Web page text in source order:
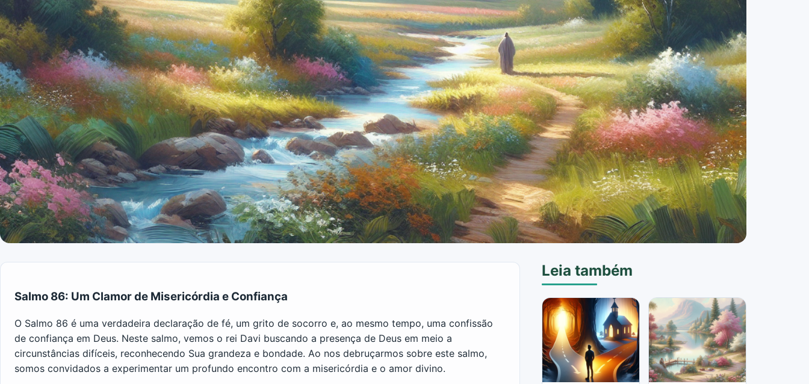
Salmo 86: Um Clamor de Misericórdia e Confiança
O Salmo 86 é uma verdadeira declaração de fé, um grito de socorro e, ao mesmo tempo, uma confissão
de confiança em Deus. Neste salmo, vemos o rei Davi buscando a presença de Deus em meio a
circunstâncias difíceis, reconhecendo Sua grandeza e bondade. Ao nos debruçarmos sobre este salmo,
somos convidados a experimentar um profundo encontro com a misericórdia e o amor divino.
Leia também